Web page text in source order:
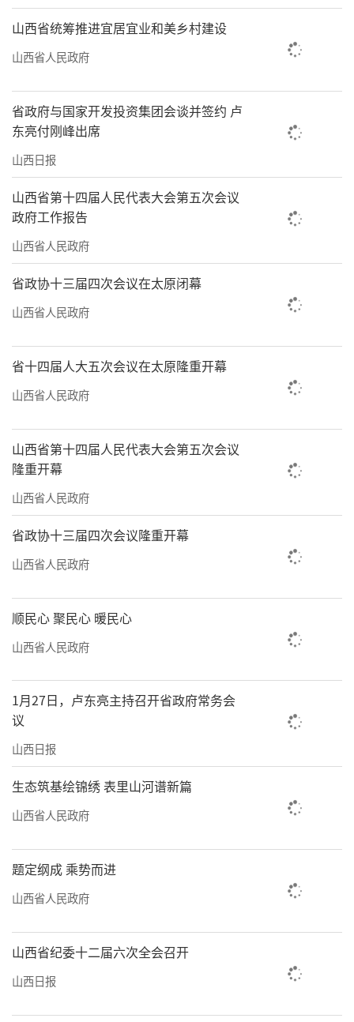
山西省统筹推进宜居宜业和美乡村建设
山西省人民政府
省政府与国家开发投资集团会谈并签约 卢
东亮付刚峰出席
山西日报
山西省第十四届人民代表大会第五次会议
政府工作报告
山西省人民政府
省政协十三届四次会议在太原闭幕
山西省人民政府
省十四届人大五次会议在太原隆重开幕
山西省人民政府
山西省第十四届人民代表大会第五次会议
隆重开幕
山西省人民政府
省政协十三届四次会议隆重开幕
山西省人民政府
顺民心 聚民心 暖民心
山西省人民政府
1月27日，卢东亮主持召开省政府常务会
议
山西日报
生态筑基绘锦绣 表里山河谱新篇
山西省人民政府
题定纲成 乘势而进
山西省人民政府
山西省纪委十二届六次全会召开
山西日报